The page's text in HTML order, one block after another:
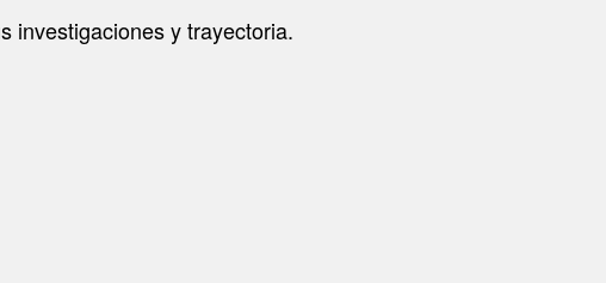
investigaciones y trayectoria.